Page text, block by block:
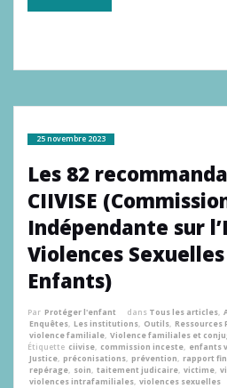
25 novembre 2023
Les 82
CIIVISE
Indépendante sur
Violences
Enfants)
Par Protéger l'enfant dans Tous les articles,
Enquêtes, Les institutions, Outils,
violence familiale, Violence familiales et
Étiquette ciivise, commission inceste, enfants
Justice, préconisations, prévention, rapport
repérage, soin, taitement judicaire, victime,
violences intrafamiliales, violences sexuelles